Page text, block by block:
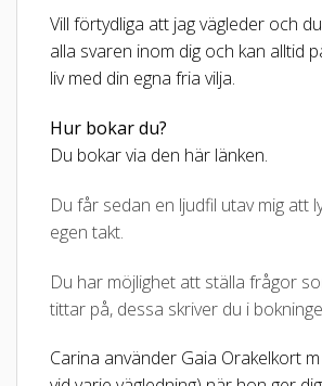
Vill förtydliga att jag vägleder och d
alla svaren inom dig och kan alltid
liv med din egna fria vilja.
Hur bokar du?
Du bokar via den här länken.
Du får sedan en ljudfil utav mig att
egen takt.
Du har möjlighet att ställa frågor
tittar på, dessa skriver du i
Carina använder Gaia Orakelkort